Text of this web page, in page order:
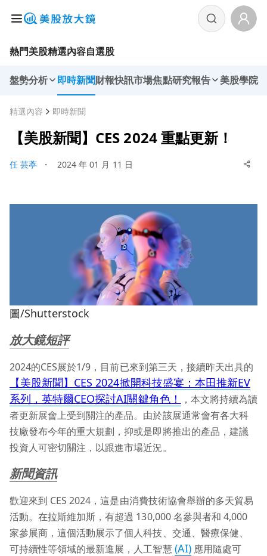
熱門美股精選內容自選股
盤勢分析 即時新聞財報快訊市場焦點研究報告 美股學院
精選內容 即時新聞
【美股新聞】CES 2024 重點更新！
任 芸葶 ・ 2024 年 01 月 11 日
圖/Shutterstock
放大鏡短評
2024的CES展於1/9，目前已來到第三天，接續昨天出具的
【美股新聞】CES 2024掀開科技盛宴：本田推新EV
系列，英特爾CEO探討AI關鍵角色！
，本文將持續為讀
者更新展會上受到關注的產品。由於該展通常會有各大科
技廠發布今年的重大規劃，抑或是即將推出的產品，建議
投資人可密切關注，以跟進市場近況。
新聞資訊
歡迎來到 CES 2024，這是由消費技術協會舉辦的多天貿易
活動。在拉斯維加斯，有超過 130,000 名參與者和 4,000
家參展商，這個活動展示了個人科技、交通、醫療保健、
可持續性等領域的最新進展，人工智慧 (AI)應用隨處可